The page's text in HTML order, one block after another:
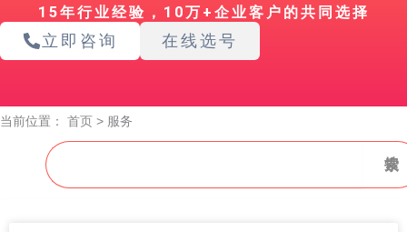
15年行业经验，10万+企业客户的共同选择
立即咨询 在线选号
当前位置： 首页 > 服务
搜
索
搜索